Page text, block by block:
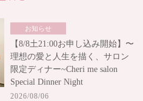
お知らせ
【8/8土21:00お申し込み開始】〜
理想の愛と人生を描く、サロン
限定ディナー~Cheri me salon
Special Dinner Night
2026/08/06